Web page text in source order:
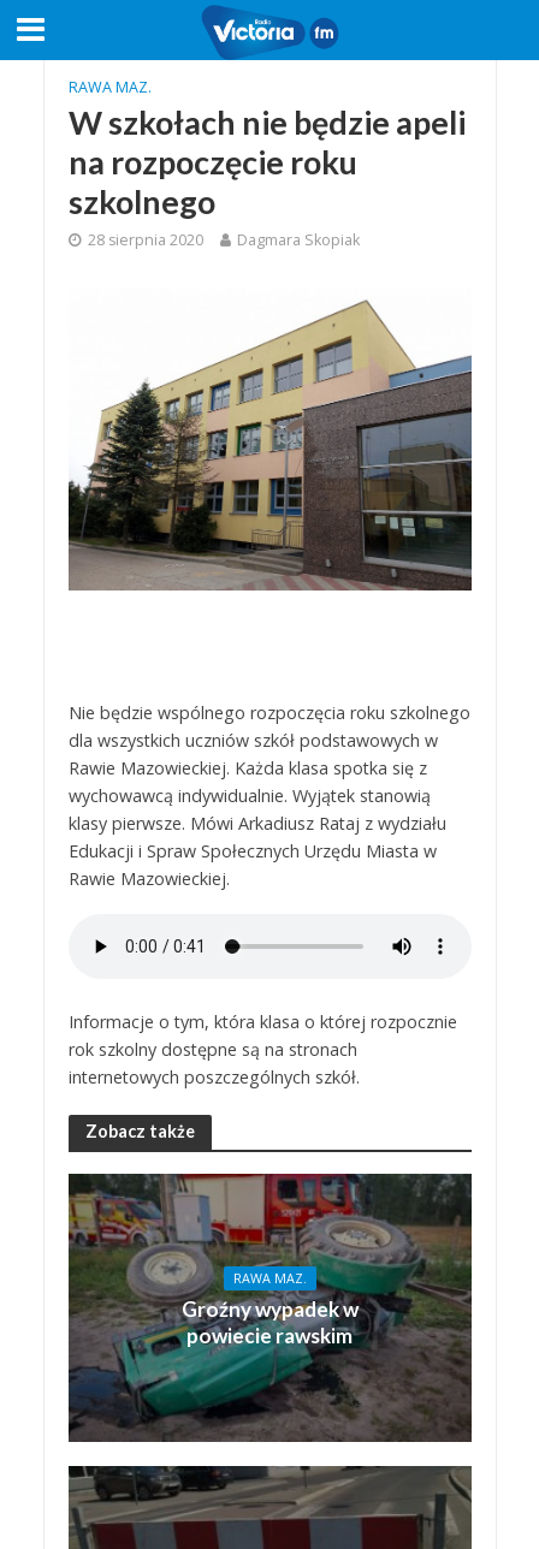
RAWA MAZ.
W szkołach nie będzie apeli
na rozpoczęcie roku
szkolnego
28 sierpnia 2020 Dagmara Skopiak
Nie będzie wspólnego rozpoczęcia roku szkolnego
dla wszystkich uczniów szkół podstawowych w
Rawie Mazowieckiej. Każda klasa spotka się z
wychowawcą indywidualnie. Wyjątek stanowią
klasy pierwsze. Mówi Arkadiusz Rataj z wydziału
Edukacji i Spraw Społecznych Urzędu Miasta w
Rawie Mazowieckiej.
Informacje o tym, która klasa o której rozpocznie
rok szkolny dostępne są na stronach
internetowych poszczególnych szkół.
Zobacz także
RAWA MAZ.
Groźny wypadek w
powiecie rawskim